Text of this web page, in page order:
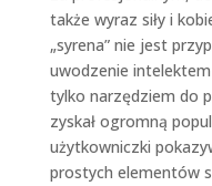
także wyraz siły i
„syrena” nie jest
uwodzenie
tylko narzędziem do
zyskał ogromną
użytkowniczki
prostych elementów